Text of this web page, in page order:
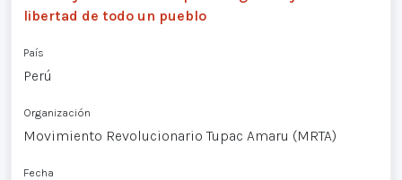
libertad de todo un pueblo
País
Perú
Organización
Movimiento Revolucionario Tupac Amaru (MRTA)
Fecha